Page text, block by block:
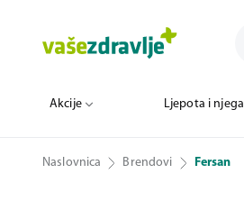
Akcije Ljepota i njega
Naslovnica Brendovi Fersan